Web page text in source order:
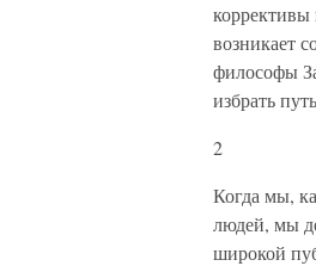
коррективы
возникает
философы
избрать
2
Когда мы,
людей, мы
широкой